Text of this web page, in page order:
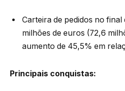
Carteira de pedidos no final
milhões de euros (72,6
aumento de 45,5% em
Principais conquistas: